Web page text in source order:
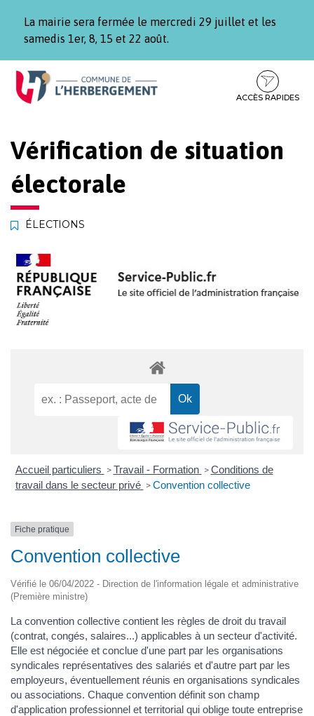
La mairie sera fermée le mercredi 29 juillet et les
samedis 1er, 8, 15 et 22 août.
Aller
Aller
contenu
Aller
pied
ACCÈS RAPIDES
Vérification de situation
électorale
ÉLECTIONS
Accueil particuliers > Travail - Formation > Conditions de
travail dans le secteur privé > Convention collective
Fiche pratique
Convention collective
Vérifié le 06/04/2022 - Direction de l'information légale et administrative
(Première ministre)
La convention collective contient les règles de droit du travail
(contrat, congés, salaires...) applicables à un secteur d'activité.
Elle est négociée et conclue d'une part par les organisations
syndicales représentatives des salariés et d'autre part par les
employeurs, éventuellement réunis en organisations syndicales
ou associations. Chaque convention définit son champ
d'application professionnel et territorial qui oblige toute entreprise